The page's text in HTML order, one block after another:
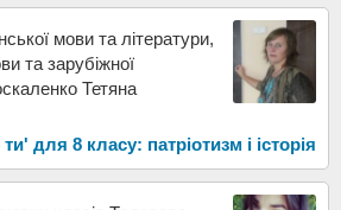
мови та літератури,
та зарубіжної
Тетяна
для 8 класу: патріотизм і історія